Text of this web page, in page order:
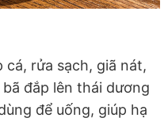
cá, rửa sạch, giã nát,
đắp lên thái dương
để uống, giúp hạ